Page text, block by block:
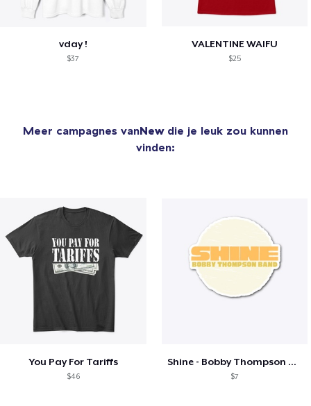
vday !
$37
VALENTINE WAIFU
$25
Meer campagnes vanNewdie je leuk zou kunnen
vinden:
You Pay For Tariffs
$46
Shine - Bobby Thompson Band Merch
$7